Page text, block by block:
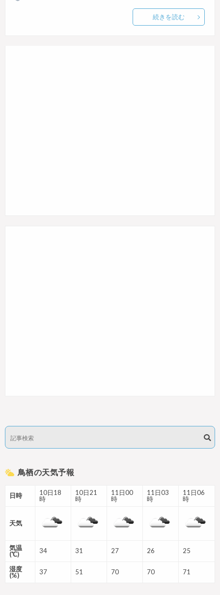
続きを読む
鳥栖の天気予報
日時
10日18
時
10日21
時
11日00
時
11日03
時
11日06
時
天気
気温
(℃)
34 31 27 26 25
湿度
(%)
37 51 70 70 71